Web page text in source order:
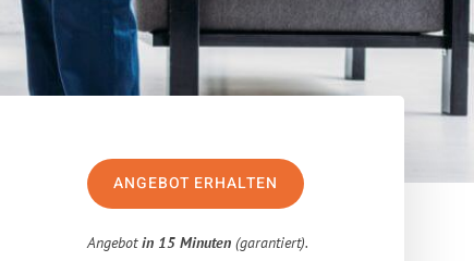
ANGEBOT ERHALTEN
Angebotin 15 Minuten (garantiert).